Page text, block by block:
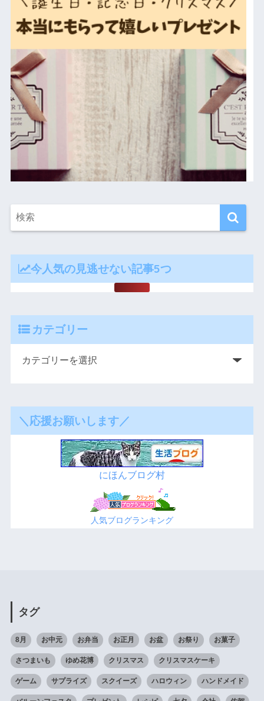
今人気の見逃せない記事5つ
カテゴリー
＼応援お願いします／
にほんブログ村
人気ブログランキング
タグ
8月 お中元 お弁当 お正月 お盆 お祭り お菓子
さつまいも ゆめ花博 クリスマス クリスマスケーキ
ゲーム サプライズ スクイーズ ハロウィン ハンドメイド